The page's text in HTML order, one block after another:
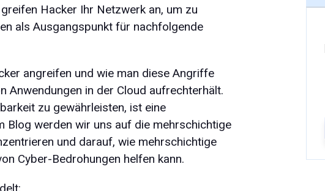
Hacker Ihr Netzwerk an, um zu
als Ausgangspunkt für nachfolgende
angreifen und wie man diese Angriffe
Anwendungen in der Cloud aufrechterhält.
zu gewährleisten, ist eine
Blog werden wir uns auf die mehrschichtige
und darauf, wie mehrschichtige
Cyber-Bedrohungen helfen kann.